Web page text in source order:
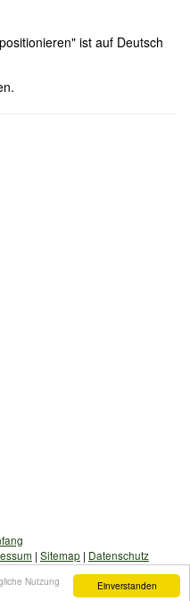
Einverstanden
Nutzung
ist auf Deutsch
| Sitemap | Datenschutz
und anderen Ländern